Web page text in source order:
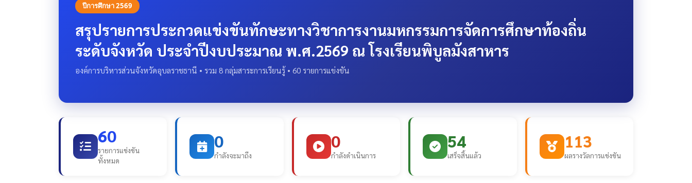
ปีการศึกษา 2569
สรุปรายการประกวดแข่งขันทักษะทางวิชาการงานมหกรรมการจัดการศึกษาท้องถิ่น
ระดับจังหวัด ประจำปีงบประมาณ พ.ศ.2569 ณ โรงเรียนพิบูลมังสาหาร
องค์การบริหารส่วนจังหวัดอุบลราชธานี • รวม 8 กลุ่มสาระการเรียนรู้ • 60 รายการแข่งขัน
60
รายการแข่งขัน
ทั้งหมด
0
กำลังจะมาถึง
0
กำลังดำเนินการ
54
เสร็จสิ้นแล้ว
113
ผลรางวัลการแข่งขัน